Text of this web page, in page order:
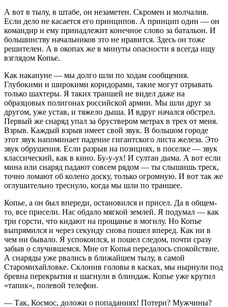
А вот в тылу, в штабе, он незаметен. Скромен и молчалив.
Если дело не касается его принципов. А принцип один — он
командир и ему принадлежит конечное слово за батальон. И
большинству начальников это не нравится. Здесь он тоже
решителен. А в окопах же в минуты опасности я всегда ищу
взглядом Копье.
Как накануне — мы долго шли по ходам сообщения.
Глубокими и широкими коридорами, такие могут отрывать
только шахтеры. Я таких траншей не видел даже на
образцовых полигонах российской армии. Мы шли друг за
другом, уже устав, и тяжело дыша. И вдруг начался обстрел.
Первый же снаряд упал за бруствером метрах в трех от меня.
Взрыв. Каждый взрыв имеет свой звук. В большом городе
этот звук напоминает падение гигантского листа железа. Это
звук обрушения. Если разрыв на позициях, в поселке — звук
классический, как в кино. Бу-у-ух! И султан дыма. А вот если
мина или снаряд падают совсем рядом — ты слышишь треск,
точно ломают об колено доску, только огромную. И вот так же
оглушительно треснуло, когда мы шли по траншее.
Копье, а он был впереди, остановился и присел. Да в общем-
то, все присели. Нас обдало мягкой землей. Я подумал — как
три горсти, что кидают на прощанье в могилу. Но Копье
выпрямился и через секунду снова пошел вперед. Как ни в
чем ни бывало. Я успокоился, и пошел следом, почти сразу
забыв о случившемся. Мне от Копья передалось спокойствие.
А снаряды уже рвались в ближайшем тылу, в самой
Старомихайловке. Склонив головы в касках, мы нырнули под
бревна перекрытия и шагнули в блиндаж. Копье уже крутил
«тапик», полевой телефон.
— Так, Космос, доложи о попаданиях! Потери? Мужчины?